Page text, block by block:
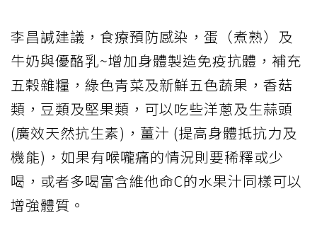
李昌諴建議，食療預防感染，蛋（煮熟）及
牛奶與優酪乳~增加身體製造免疫抗體，補充
五榖雜糧，綠色青菜及新鮮五色蔬果，香菇
類，豆類及堅果類，可以吃些洋蔥及生蒜頭
(廣效天然抗生素)，薑汁 (提高身體抵抗力及
機能)，如果有喉嚨痛的情況則要稀釋或少
喝，或者多喝富含維他命C的水果汁同樣可以
增強體質。